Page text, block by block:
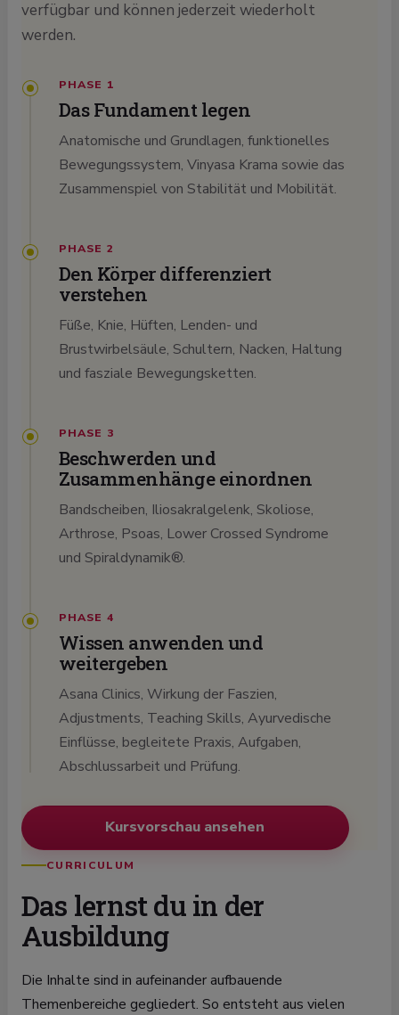
verfügbar und können jederzeit wiederholt
werden.
PHASE 1
Das Fundament legen
Anatomische und Grundlagen, funktionelles
Bewegungssystem, Vinyasa Krama sowie das
Zusammenspiel von Stabilität und Mobilität.
PHASE 2
Den Körper differenziert
verstehen
Füße, Knie, Hüften, Lenden- und
Brustwirbelsäule, Schultern, Nacken, Haltung
und fasziale Bewegungsketten.
PHASE 3
Beschwerden und
Zusammenhänge einordnen
Bandscheiben, Iliosakralgelenk, Skoliose,
Arthrose, Psoas, Lower Crossed Syndrome
und Spiraldynamik®.
PHASE 4
Wissen anwenden und
weitergeben
Asana Clinics, Wirkung der Faszien,
Adjustments, Teaching Skills, Ayurvedische
Einflüsse, begleitete Praxis, Aufgaben,
Abschlussarbeit und Prüfung.
Kursvorschau ansehen
CURRICULUM
Das lernst du in der
Ausbildung
Die Inhalte sind in aufeinander aufbauende
Themenbereiche gegliedert. So entsteht aus vielen